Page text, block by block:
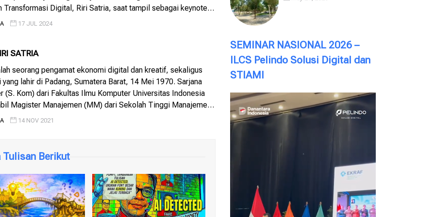
Transformasi Digital, Riri Satria, saat tampil sebagai keynote
Kewirausahaan Badan Pengurus Cabang (BPC)
17 JUL 2024
SATRIA
seorang pengamat ekonomi digital dan kreatif, sekaligus
lahir di Padang, Sumatera Barat, 14 Mei 1970. Sarjana
(S. Kom) dari Fakultas Ilmu Komputer Universitas Indonesia
Magister Manajemen (MM) dari Sekolah Tinggi Manajemen
menempuh program S3 Doctor of Business Administration
14 NOV 2021
Tulisan Berikut
SEMINAR NASIONAL 2026 –
ILCS Pelindo Solusi Digital dan
STIAMI